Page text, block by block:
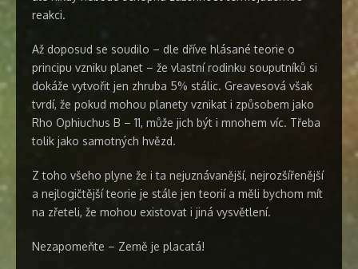
reakci.
Až doposud se soudilo – dle dříve hlásané teorie o
principu vzniku planet – že vlastní rodinku souputníků si
dokáže vytvořit jen zhruba 5% stálic. Greavesová však
tvrdí, že pokud mohou planety vznikat i způsobem jako
Rho Ophiuchus B – 11, může jich být i mnohem víc. Třeba
tolik jako samotných hvězd.
Z toho všeho plyne že i ta nejuznávanější, nejrozšířenější
a nejlogičtější teorie je stále jen teorií a měli bychom mít
na zřeteli, že mohou existovat i jiná vysvětlení.
Nezapomeňte – Země je placatá!